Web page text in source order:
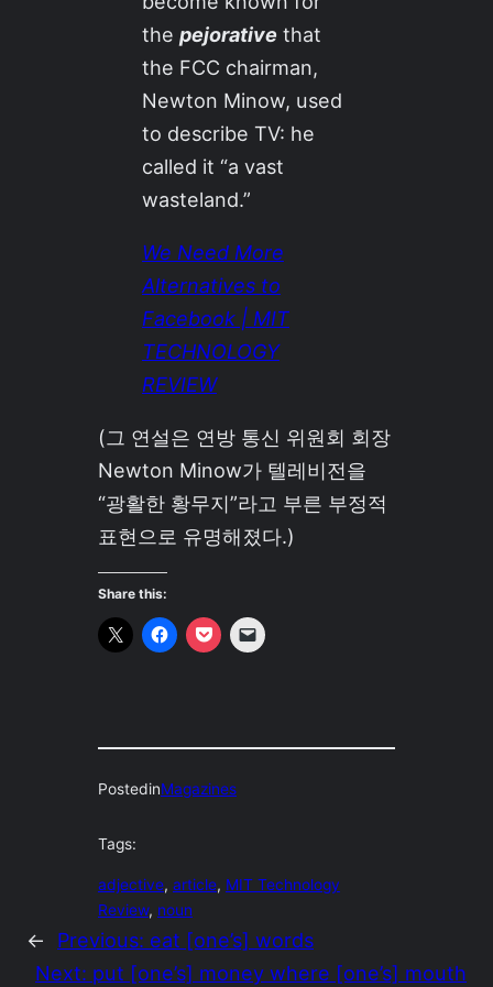
the pejorativethat
the FCC chairman,
Newton Minow, used
to describe TV: he
called it “a vast
wasteland.”
We Need More
Alternatives to
Facebook | MIT
TECHNOLOGY
REVIEW
(그 연설은 연방 통신 위원회 회장
Newton Minow가 텔레비전을
“광활한 황무지”라고 부른 부정적
표현으로 유명해졌다.)
Share this:
PostedinMagazines
Tags:
adjective, article, MIT Technology
Review, noun
← Previous: eat [one’s] words
Next: put [one’s] money where [one’s] mouth